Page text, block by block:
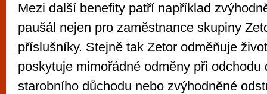
Mezi další benefity patří například
paušál nejen pro zaměstnance skupiny
příslušníky. Stejně tak Zetor odměňuje
poskytuje mimořádné odměny při odchodu
starobního důchodu nebo zvýhodněné